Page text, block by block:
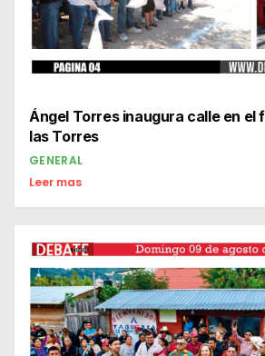
Ángel Torres inaugura calle en
las Torres
GENERAL
Leer mas